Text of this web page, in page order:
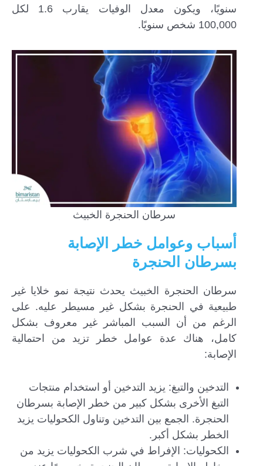
سنويًا، ويكون معدل الوفيات يقارب 1.6 لكل
100,000 شخص سنويًا.
سرطان الحنجرة الخبيث
أسباب وعوامل خطر الإصابة
بسرطان الحنجرة
سرطان الحنجرة الخبيث يحدث نتيجة نمو خلايا غير
طبيعية في الحنجرة بشكل غير مسيطر عليه. على
الرغم من أن السبب المباشر غير معروف بشكل
كامل، هناك عدة عوامل خطر تزيد من احتمالية
الإصابة:
التدخين والتبغ: يزيد التدخين أو استخدام منتجات
التبغ الأخرى بشكل كبير من خطر الإصابة بسرطان
الحنجرة. الجمع بين التدخين وتناول الكحوليات يزيد
الخطر بشكل أكبر.
الكحوليات: الإفراط في شرب الكحوليات يزيد من